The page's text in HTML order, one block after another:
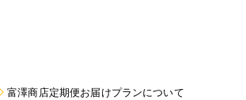
富澤商店定期便お届けプランについて